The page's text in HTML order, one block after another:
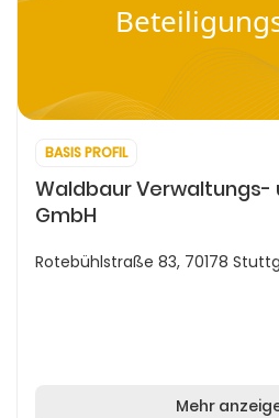
BASIS PROFIL
Waldbaur Verwaltungs-
GmbH
Rotebühlstraße 83, 70178
Mehr